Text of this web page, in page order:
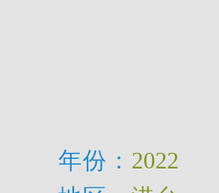
年份： 2022